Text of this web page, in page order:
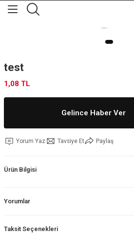
test
1,08 TL
Gelince Haber Ver
Yorum Yaz Tavsiye Et Paylaş
Ürün Bilgisi
Yorumlar
Taksit Seçenekleri